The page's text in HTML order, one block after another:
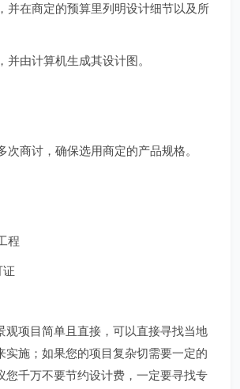
并在商定的预算里列明设计细节以及所
并由计算机生成其设计图。
次商讨，确保选用商定的产品规格。
程
证
观项目简单且直接，可以直接寻找当地
实施；如果您的项目复杂切需要一定的
您千万不要节约设计费，一定要寻找专